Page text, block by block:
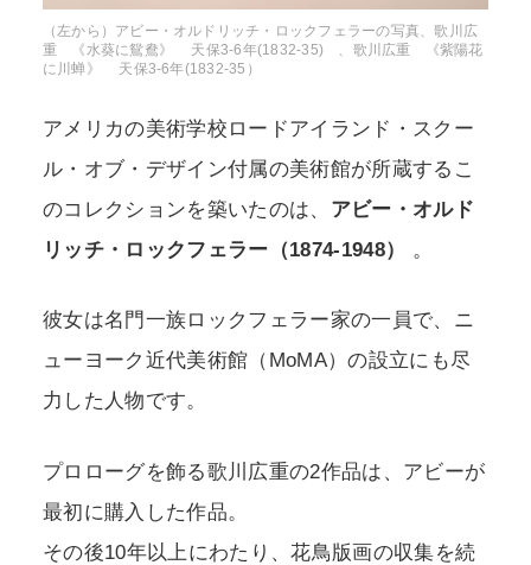
（左から）アビー・オルドリッチ・ロックフェラーの写真、歌川広
重 《水葵に鴛鴦》 天保3-6年(1832-35) 、歌川広重 《紫陽花
に川蝉》 天保3-6年(1832-35）
アメリカの美術学校ロードアイランド・スクー
ル・オブ・デザイン付属の美術館が所蔵するこ
のコレクションを築いたのは、 アビー・オルド
リッチ・ロックフェラー（1874-1948）
。
彼女は名門一族ロックフェラー家の一員で、ニ
ューヨーク近代美術館（MoMA）の設立にも尽
力した人物です。
プロローグを飾る歌川広重の2作品は、アビーが
最初に購入した作品。
その後10年以上にわたり、花鳥版画の収集を続